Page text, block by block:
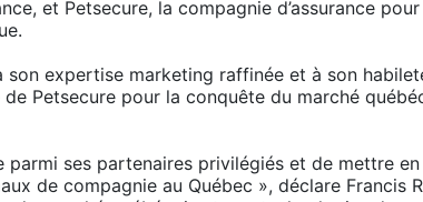
et Petsecure, la compagnie d’assurance
son expertise marketing raffinée et à son
Petsecure pour la conquête du marché
ses partenaires privilégiés et de mettre
de compagnie au Québec », déclare Francis